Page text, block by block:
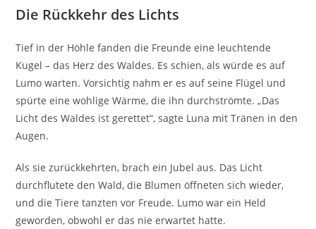
Die Rückkehr des Lichts
Tief in der Höhle fanden die Freunde eine leuchtende
Kugel – das Herz des Waldes. Es schien, als würde es auf
Lumo warten. Vorsichtig nahm er es auf seine Flügel und
spürte eine wohlige Wärme, die ihn durchströmte. „Das
Licht des Waldes ist gerettet“, sagte Luna mit Tränen in den
Augen.
Als sie zurückkehrten, brach ein Jubel aus. Das Licht
durchflutete den Wald, die Blumen öffneten sich wieder,
und die Tiere tanzten vor Freude. Lumo war ein Held
geworden, obwohl er das nie erwartet hatte.